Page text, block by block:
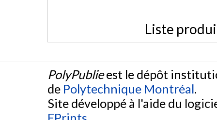
Liste
PolyPublieest le dépôt
de Polytechnique Montréal.
Site développé à l'aide du